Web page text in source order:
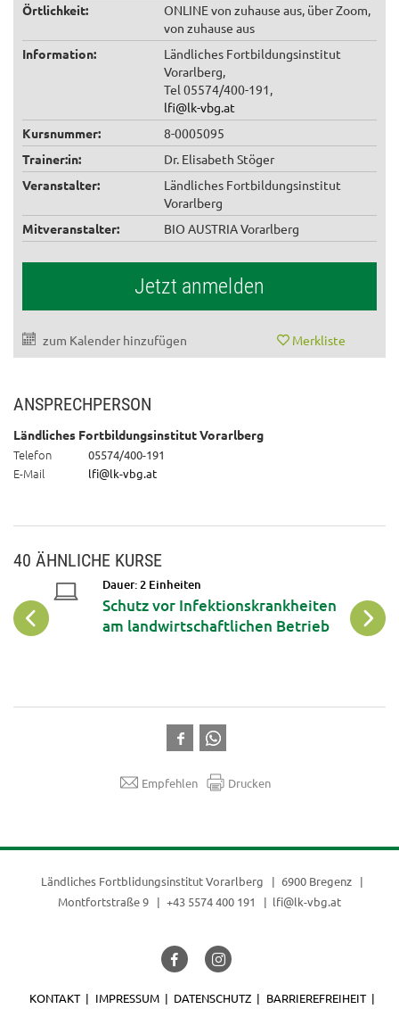
Örtlichkeit:
ONLINE von zuhause aus, über Zoom,
von zuhause aus
Information:
Ländliches Fortbildungsinstitut
Vorarlberg,
Tel 05574/400-191,
lfi@lk-vbg.at
Kursnummer:
8-0005095
Trainer:in:
Dr. Elisabeth Stöger
Veranstalter:
Ländliches Fortbildungsinstitut
Vorarlberg
Mitveranstalter:
BIO AUSTRIA Vorarlberg
Jetzt anmelden
zum Kalender hinzufügen Merkliste
ANSPRECHPERSON
Ländliches Fortbildungsinstitut Vorarlberg
Telefon 05574/400-191
E-Mail lfi@lk-vbg.at
40 ÄHNLICHE KURSE
Dauer: 2 Einheiten
Schutz vor Infektionskrankheiten
am landwirtschaftlichen Betrieb
Empfehlen Drucken
Ländliches Fortblidungsinstitut Vorarlberg
6900 Bregenz
Montfortstraße 9
+43 5574 400 191 lfi@lk-vbg.at
KONTAKT IMPRESSUM DATENSCHUTZ
BARRIEREFREIHEIT